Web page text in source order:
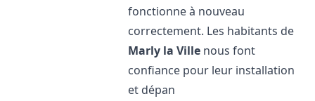
fonctionne à nouveau
correctement. Les habitants de
Marly la Ville nous font
confiance pour leur installation
et dépan